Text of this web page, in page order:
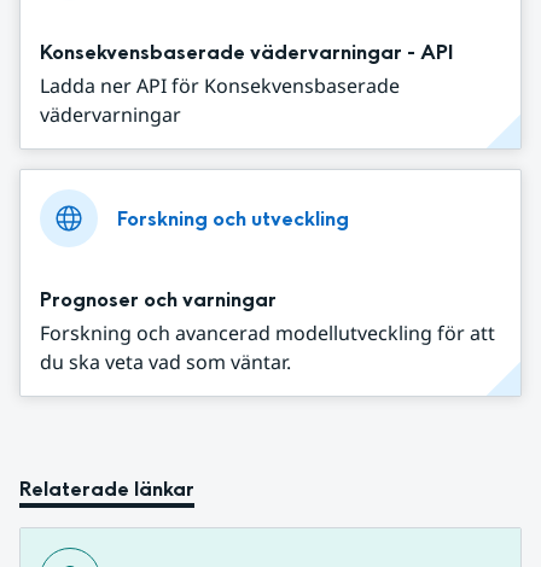
Konsekvensbaserade vädervarningar - API
Ladda ner API för Konsekvensbaserade
vädervarningar
Forskning och utveckling
Prognoser och varningar
Forskning och avancerad modellutveckling för att
du ska veta vad som väntar.
Relaterade länkar